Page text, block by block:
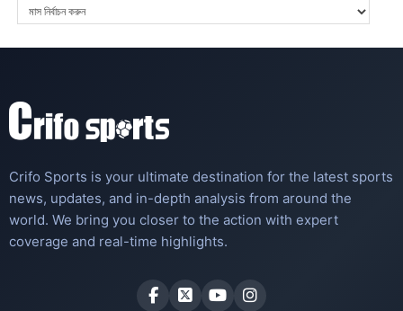
Crifo Sports is your ultimate destination for the latest sports
news, updates, and in-depth analysis from around the
world. We bring you closer to the action with expert
coverage and real-time highlights.